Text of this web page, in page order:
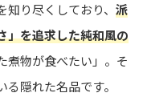
り尽くしており、 派
」を追求した純和風の
煮物が食べたい」。そ
隠れた名品です。